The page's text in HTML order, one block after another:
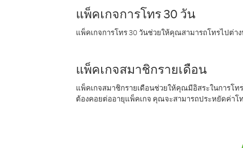
แพ็คเกจการโทร 30 วัน
แพ็คเกจการโทร 30 วันช่วยให้คุณสามารถโทรไปต่า
แพ็คเกจสมาชิกรายเดือน
แพ็คเกจสมาชิกรายเดือนช่วยให้คุณมีอิสระในการโ
ต้องคอยต่ออายุแพ็คเกจ คุณจะสามารถประหยัดค่า